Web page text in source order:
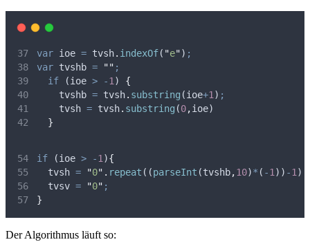
var ioe = tvsh. indexOf( "e") ;
var tvshb = "" ;
if (ioe > -1 ) {
tvshb = tvsh. substring (ioe+1 ) ;
tvsh = tvsh. substring (0,ioe)
}
if (ioe > -1 ){
tvsh = "0" . repeat ((parseInt (tvshb,10)* ( -1 )) -1 )
tvsv = "0" ;
}
Der Algorithmus läuft so: